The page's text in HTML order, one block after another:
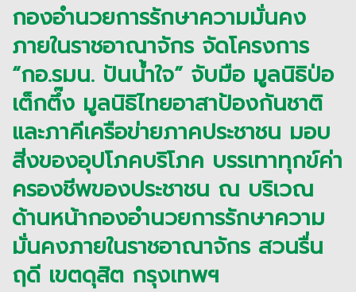
กองอำนวยการรักษาความมั่นคง
ภายในราชอาณาจักร จัดโครงการ
“กอ.รมน. ปันน้ำใจ” จับมือ มูลนิธิป่อ
เต็กตึ๊ง มูลนิธิไทยอาสาป้องกันชาติ
และภาคีเครือข่ายภาคประชาชน มอบ
สิ่งของอุปโภคบริโภค บรรเทาทุกข์ค่า
ครองชีพของประชาชน ณ บริเวณ
ด้านหน้ากองอำนวยการรักษาความ
มั่นคงภายในราชอาณาจักร สวนรื่น
ฤดี เขตดุสิต กรุงเทพฯ